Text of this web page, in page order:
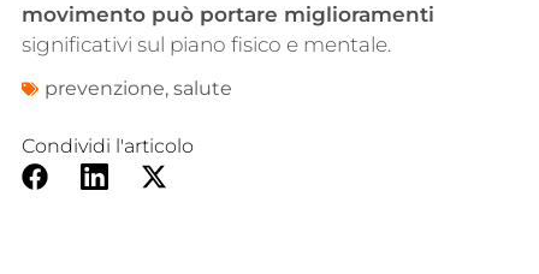
movimento può portare miglioramenti
significativi sul piano fisico e mentale.
prevenzione, salute
Condividi l'articolo